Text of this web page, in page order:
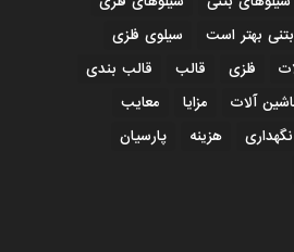
بهتر است
سیلوی فلزی
فلزی قالب
قالب بندی
آلات مزایا
معایب
نگهداری هزینه
پارسیان